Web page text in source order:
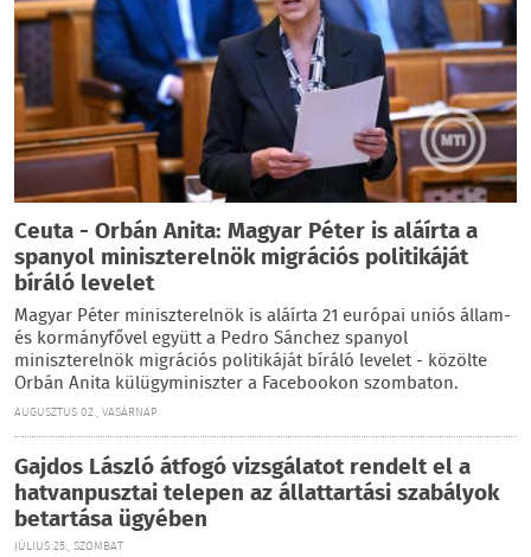
Ceuta - Orbán Anita: Magyar Péter is aláírta a
spanyol miniszterelnök migrációs politikáját
bíráló levelet
Magyar Péter miniszterelnök is aláírta 21 európai uniós állam-
és kormányfővel együtt a Pedro Sánchez spanyol
miniszterelnök migrációs politikáját bíráló levelet - közölte
Orbán Anita külügyminiszter a Facebookon szombaton.
AUGUSZTUS 02., VASÁRNAP
Gajdos László átfogó vizsgálatot rendelt el a
hatvanpusztai telepen az állattartási szabályok
betartása ügyében
JÚLIUS 25., SZOMBAT